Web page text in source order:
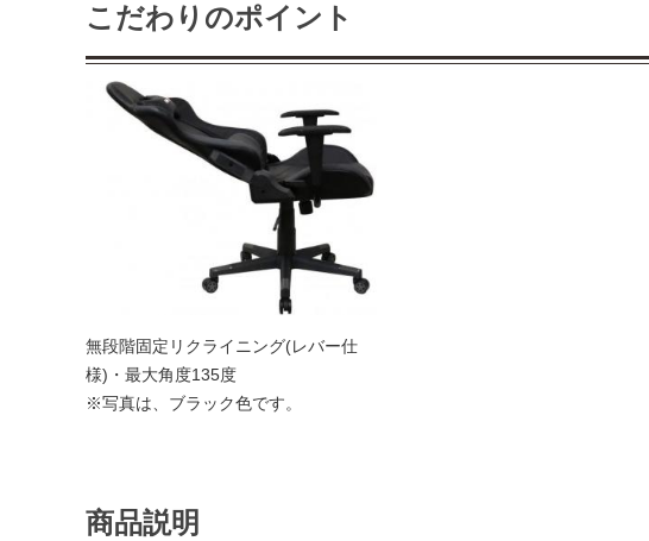
こだわりのポイント
無段階固定リクライニング(レバー仕
様)・最大角度135度
※写真は、ブラック色です。
商品説明